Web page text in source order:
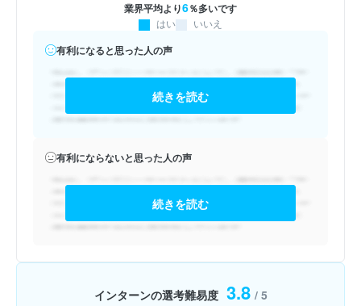
業界平均より6％多いです
はい いいえ
有利になると思った人の声
続きを読む
有利にならないと思った人の声
続きを読む
インターンの選考難易度 3.8 / 5